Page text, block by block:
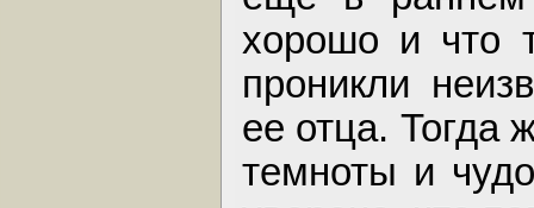
хорошо и что
проникли
ее отца. Тогда
темноты и